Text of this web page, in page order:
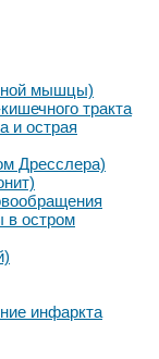
мышцы)
тракта
и острая
Дресслера)
в остром
инфаркта